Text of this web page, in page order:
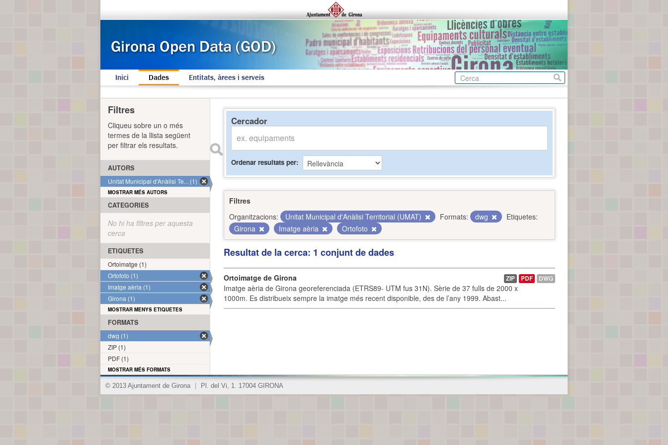
Inici Dades Entitats, àrees i serveis
Cercador
Ordenar resultats per
Filtres
Organitzacions:
Unitat Municipal d'Anàlisi Territorial (UMAT) Formats: dwg
Etiquetes:
Girona
Imatge aèria Ortofoto
Resultat de la cerca: 1 conjunt de dades
Ortoimatge de Girona
Imatge aèria de Girona georeferenciada (ETRS89- UTM fus 31N). Sèrie de 37 fulls de 2000 x
1000m. Es distribueix sempre la imatge més recent disponible, des de l’any 1999. Abast...
ZIP PDF DWG
Filtres
Cliqueu sobre un o més
termes de la llista següent
per filtrar els resultats.
AUTORS
Unitat Municipal d'Anàlisi Te... (1)
MOSTRAR MÉS AUTORS
CATEGORIES
No hi ha filtres per aquesta
cerca
ETIQUETES
Ortoimatge (1)
Ortofoto (1)
Imatge aèria (1)
Girona (1)
MOSTRAR MENYS ETIQUETES
FORMATS
dwg (1)
ZIP (1)
PDF (1)
MOSTRAR MÉS FORMATS
© 2013 Ajuntament de Girona Pl. del Vi, 1. 17004 GIRONA